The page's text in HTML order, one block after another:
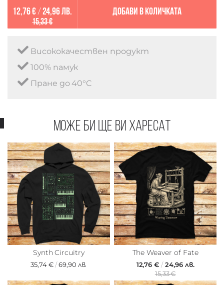
12,76 €/ 24,96 лв.
15,33 €
Добави в количката
Висококачествен продукт
100% памук
Пране до 40°C
Може би ще ви харесат
Synth Circuitry
35,74 €/69,90 лв.
The Weaver of Fate
12,76 €/24,96 лв.
15,33 €